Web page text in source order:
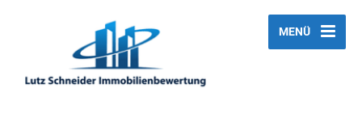
MENÜ